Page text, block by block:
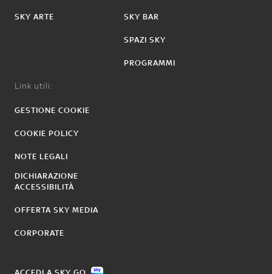
SKY ARTE SKY BAR
SPAZI SKY
PROGRAMMI
Link utili:
GESTIONE COOKIE
COOKIE POLICY
NOTE LEGALI
DICHIARAZIONE
ACCESSIBILITÀ
OFFERTA SKY MEDIA
CORPORATE